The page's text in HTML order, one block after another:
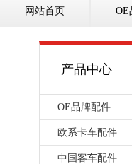
网站首页 OE
产品中心
OE品牌配件
欧系卡车配件
中国客车配件